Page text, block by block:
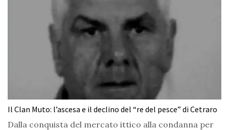
Il Clan Muto: l’ascesa e il declino del “re del pesce” di Cetraro
Dalla conquista del mercato ittico alla condanna per